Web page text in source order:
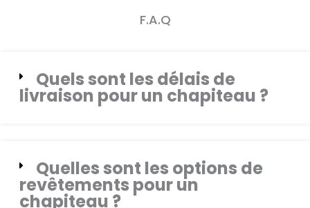
F.A.Q
Quels sont les délais de
livraison pour un chapiteau ?
Quelles sont les options de
revêtements pour un
chapiteau ?